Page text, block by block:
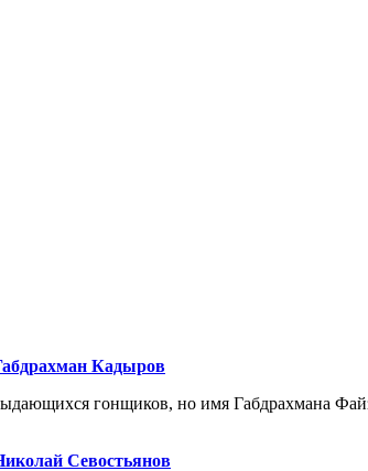
Кадыров
гонщиков, но имя Габдрахмана
Севостьянов